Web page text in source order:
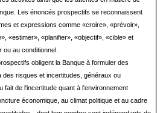
Les énoncés prospectifs se reconnaissent
et expressions comme «croire», «prévoir»,
«estimer», «planifier», «objectif», «cible» et
au conditionnel.
obligent la Banque à formuler des
risques et incertitudes, généraux ou
fait de l'incertitude quant à l'environnement
économique, au climat politique et au cadre